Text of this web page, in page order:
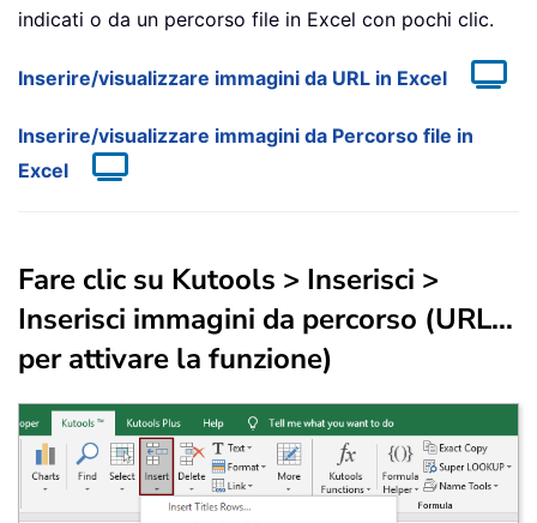
indicati o da un percorso file in Excel con pochi clic.
Inserire/visualizzare immagini da URL in Excel
Inserire/visualizzare immagini da Percorso file in
Excel
Fare clic su Kutools > Inserisci >
Inserisci immagini da percorso (URL…
per attivare la funzione)